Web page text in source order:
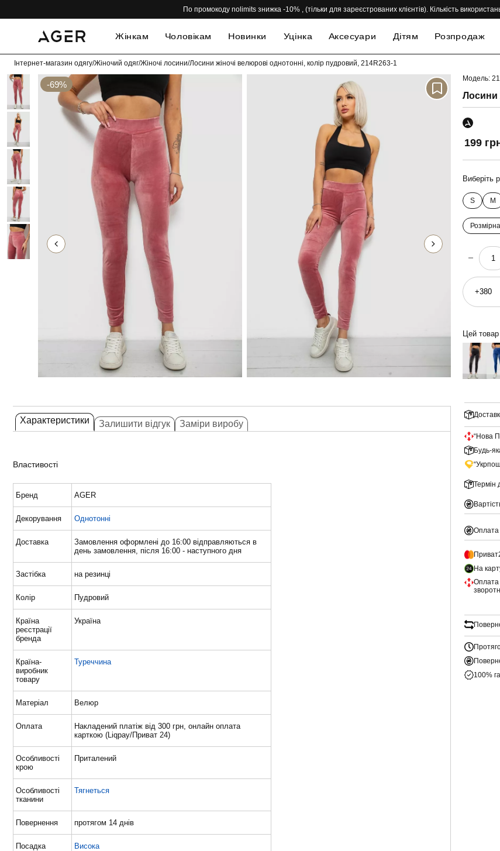
По промокоду nolimits знижка -10% , (тільки для зареєстрованих клієнтів). Кількість
Жінкам Чоловікам Новинки Уцінка Аксесуари Дітям Розпродаж
Інтернет-магазин одягу/Жіночий одяг/Жіночі лосини/Лосини жіночі велюрові однотонні, колір пудровий, 214R263-1
-69% -69%
Характеристики Залишити відгук Заміри виробу
Властивості
Бренд AGER
Декорування Однотонні
Доставка
Замовлення оформлені до 16:00 відправляються в
день замовлення, після 16:00 - наступного дня
Застібка на резинці
Колір Пудровий
Країна
реєстрації
бренда
Україна
Країна-
виробник
товару
Туреччина
Матеріал Велюр
Оплата
Накладений платіж від 300 грн, онлайн оплата
карткою (Liqpay/Приват 24)
Особливості
крою
Приталений
Особливості
тканини
Тягнеться
Повернення протягом 14 днів
Посадка Висока
Модель:
Лосини
199
Виберіть
S M
choose
Цей
“Нова
Будь-
Термін
Оплата
На
Оплата
100%